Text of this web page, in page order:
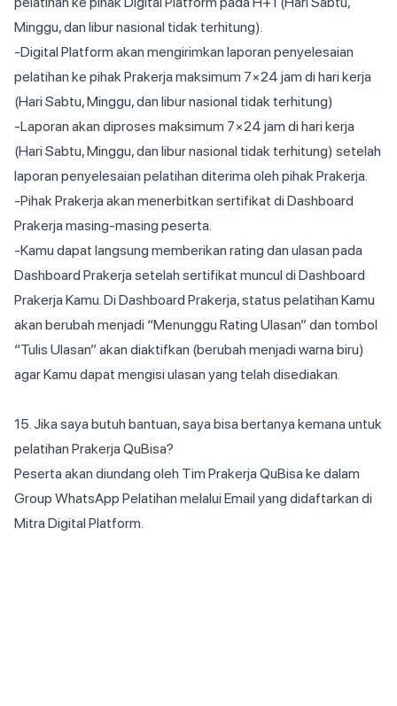
Minggu, dan libur nasional tidak terhitung).
-Digital Platform akan mengirimkan laporan penyelesaian
pelatihan ke pihak Prakerja maksimum 7×24 jam di hari kerja
(Hari Sabtu, Minggu, dan libur nasional tidak terhitung)
-Laporan akan diproses maksimum 7×24 jam di hari kerja
(Hari Sabtu, Minggu, dan libur nasional tidak terhitung) setelah
laporan penyelesaian pelatihan diterima oleh pihak Prakerja.
-Pihak Prakerja akan menerbitkan sertifikat di Dashboard
Prakerja masing-masing peserta.
-Kamu dapat langsung memberikan rating dan ulasan pada
Dashboard Prakerja setelah sertifikat muncul di Dashboard
Prakerja Kamu. Di Dashboard Prakerja, status pelatihan Kamu
akan berubah menjadi “Menunggu Rating Ulasan” dan tombol
“Tulis Ulasan” akan diaktifkan (berubah menjadi warna biru)
agar Kamu dapat mengisi ulasan yang telah disediakan.
15. Jika saya butuh bantuan, saya bisa bertanya kemana untuk
pelatihan Prakerja QuBisa?
Peserta akan diundang oleh Tim Prakerja QuBisa ke dalam
Group WhatsApp Pelatihan melalui Email yang didaftarkan di
Mitra Digital Platform.